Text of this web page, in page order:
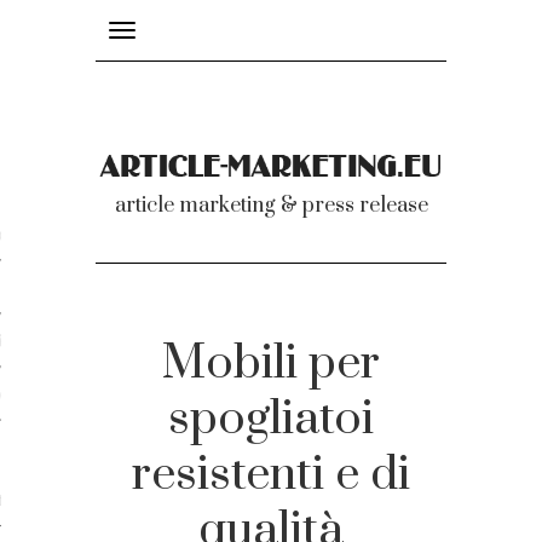
Toggle
navigation
article marketing & press release
Mobili per
spogliatoi
resistenti e di